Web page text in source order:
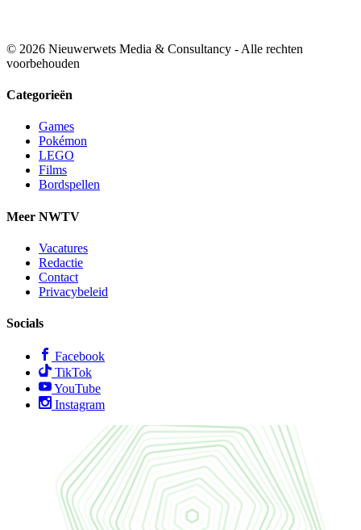
© 2026 Nieuwerwets Media & Consultancy - Alle rechten
voorbehouden
Categorieën
Games
Pokémon
LEGO
Films
Bordspellen
Meer NWTV
Vacatures
Redactie
Contact
Privacybeleid
Socials
Facebook
TikTok
YouTube
Instagram